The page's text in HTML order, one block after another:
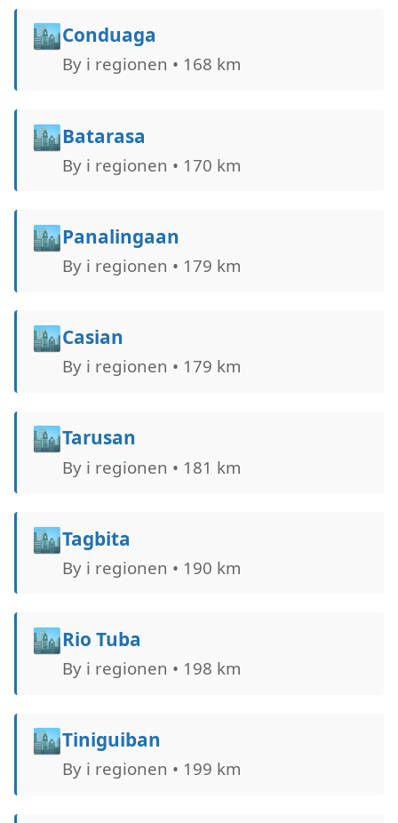
🏙️Conduaga
By i regionen • 168 km
🏙️Batarasa
By i regionen • 170 km
🏙️Panalingaan
By i regionen • 179 km
🏙️Casian
By i regionen • 179 km
🏙️Tarusan
By i regionen • 181 km
🏙️Tagbita
By i regionen • 190 km
🏙️Rio Tuba
By i regionen • 198 km
🏙️Tiniguiban
By i regionen • 199 km